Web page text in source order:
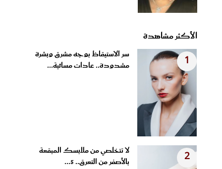
الأكثر مشاهدة
1
سر الاستيقاظ بوجه مشرق وبشرة
مشدودة.. عادات مسائية...
2
لا تتخلصي من ملابسك المبقعة
بالأصفر من التعرق.. 5...